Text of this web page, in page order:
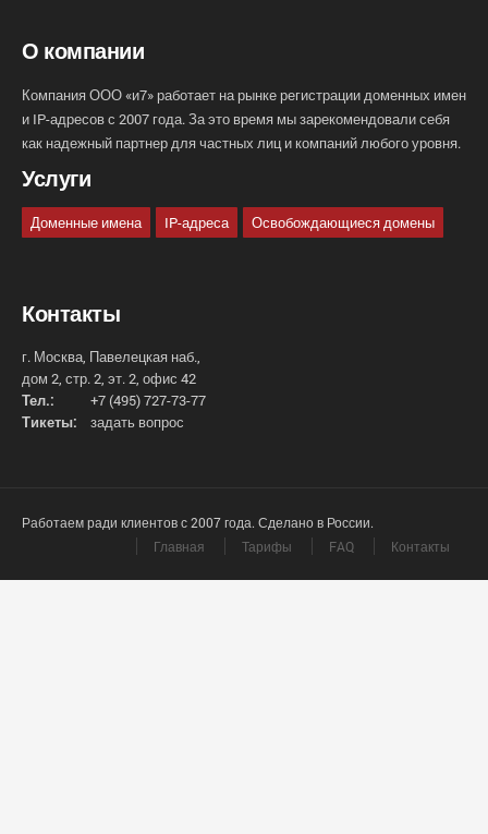
О компании
Компания ООО «и7» работает на рынке регистрации доменных имен
и IP-адресов с 2007 года. За это время мы зарекомендовали себя
как надежный партнер для частных лиц и компаний любого уровня.
Услуги
Доменные имена IP-адреса Освобождающиеся домены
Контакты
г. Москва, Павелецкая наб.,
дом 2, стр. 2, эт. 2, офис 42
Тел.:
+7 (495) 727-73-77
Тикеты:
задать вопрос
Работаем ради клиентов с 2007 года. Сделано в России.
Главная
Тарифы FAQ Контакты